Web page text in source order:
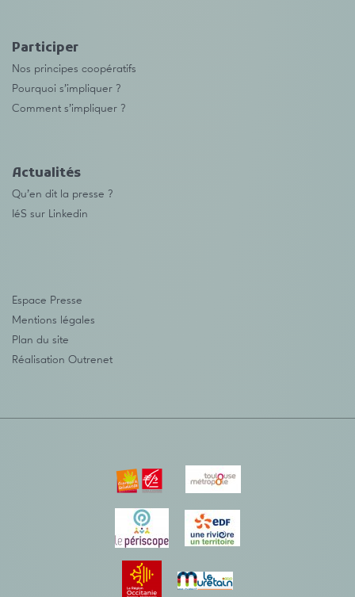
Participer
Nos principes coopératifs
Pourquoi s’impliquer ?
Comment s’impliquer ?
Actualités
Qu’en dit la presse ?
IéS sur Linkedin
Espace Presse
Mentions légales
Plan du site
Réalisation Outrenet